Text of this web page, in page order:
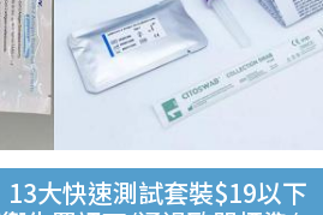
13大快速測試套裝$19以下